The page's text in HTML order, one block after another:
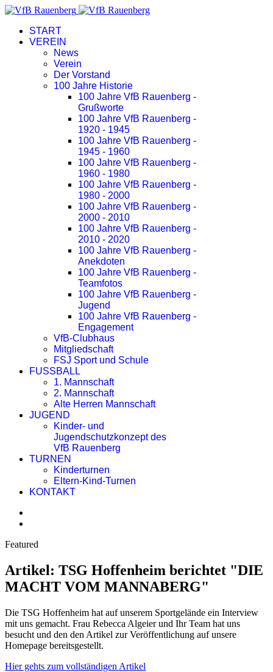
START
VEREIN
News
Verein
Der Vorstand
100 Jahre Historie
100 Jahre VfB Rauenberg -
Grußworte
100 Jahre VfB Rauenberg -
1920 - 1945
100 Jahre VfB Rauenberg -
1945 - 1960
100 Jahre VfB Rauenberg -
1960 - 1980
100 Jahre VfB Rauenberg -
1980 - 2000
100 Jahre VfB Rauenberg -
2000 - 2010
100 Jahre VfB Rauenberg -
2010 - 2020
100 Jahre VfB Rauenberg -
Anekdoten
100 Jahre VfB Rauenberg -
Teamfotos
100 Jahre VfB Rauenberg -
Jugend
100 Jahre VfB Rauenberg -
Engagement
VfB-Clubhaus
Mitgliedschaft
FSJ Sport und Schule
FUSSBALL
1. Mannschaft
2. Mannschaft
Alte Herren Mannschaft
JUGEND
Kinder- und
Jugendschutzkonzept des
VfB Rauenberg
TURNEN
Kinderturnen
Eltern-Kind-Turnen
KONTAKT
Featured
Artikel: TSG Hoffenheim berichtet "DIE
MACHT VOM MANNABERG"
Die TSG Hoffenheim hat auf unserem Sportgelände ein Interview
mit uns gemacht. Frau Rebecca Algeier und Ihr Team hat uns
besucht und den den Artikel zur Veröffentlichung auf unsere
Homepage bereitsgestellt.
Hier gehts zum vollständigen Artikel